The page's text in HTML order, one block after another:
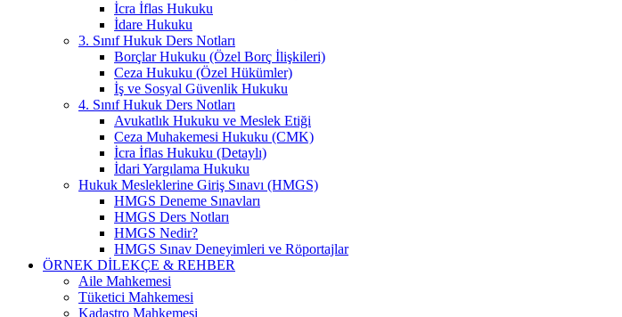
İcra İflas Hukuku
İdare Hukuku
3. Sınıf Hukuk Ders Notları
Borçlar Hukuku (Özel Borç İlişkileri)
Ceza Hukuku (Özel Hükümler)
İş ve Sosyal Güvenlik Hukuku
4. Sınıf Hukuk Ders Notları
Avukatlık Hukuku ve Meslek Etiği
Ceza Muhakemesi Hukuku (CMK)
İcra İflas Hukuku (Detaylı)
İdari Yargılama Hukuku
Hukuk Mesleklerine Giriş Sınavı (HMGS)
HMGS Deneme Sınavları
HMGS Ders Notları
HMGS Nedir?
HMGS Sınav Deneyimleri ve Röportajlar
ÖRNEK DILEKÇE & REHBER
Aile Mahkemesi
Tüketici Mahkemesi
Kadastro Mahkemesi